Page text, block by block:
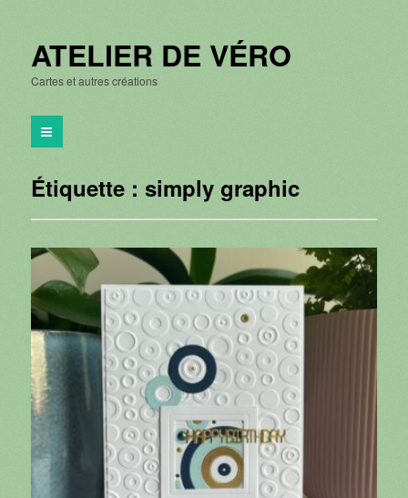
ATELIER DE VÉRO
Cartes et autres créations
Étiquette : simply graphic